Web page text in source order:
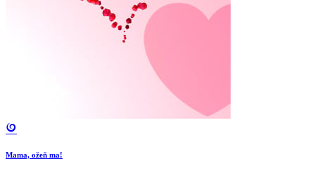
Mama, ožeň ma!